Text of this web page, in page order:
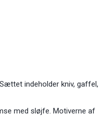
indeholder kniv, gaffel,
med sløjfe. Motiverne af